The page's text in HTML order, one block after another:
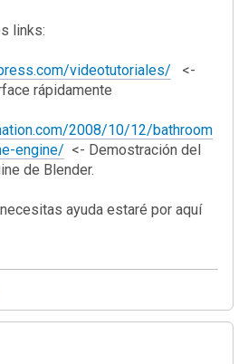
links:
videotutoriales/ <-
rápidamente
2008/10/12/bathroom
engine/ <- Demostración del
de Blender.
ayuda estaré por aquí